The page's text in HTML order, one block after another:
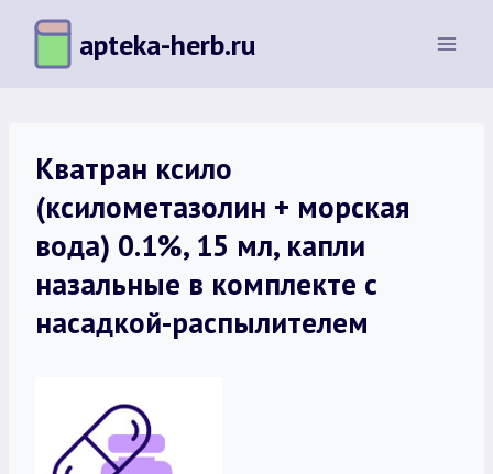
Перейти
содержимому
apteka-herb.ru
Кватран ксило
(ксилометазолин + морская
вода) 0.1%, 15 мл, капли
назальные в комплекте с
насадкой-распылителем